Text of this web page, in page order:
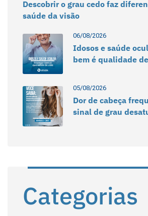
Descobrir o grau cedo faz
saúde da visão
06/08/2026
Idosos e saúde
bem é qualidade
05/08/2026
Dor de cabeça
sinal de grau
Categorias